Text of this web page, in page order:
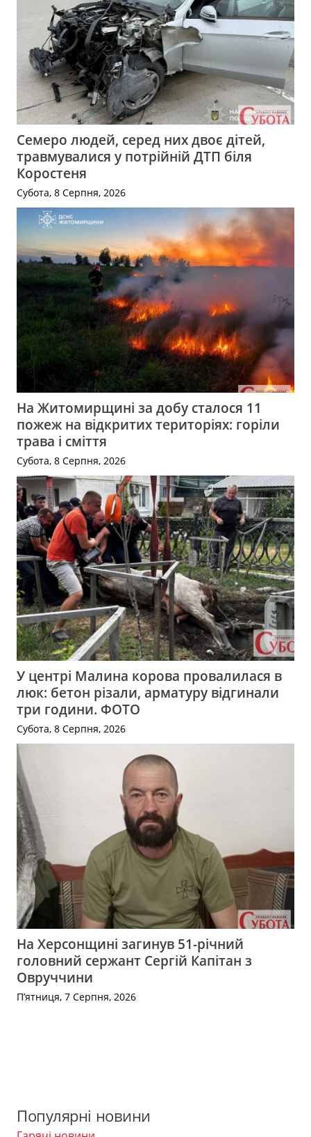
Семеро людей, серед них двоє дітей,
травмувалися у потрійній ДТП біля
Коростеня
Субота, 8 Серпня, 2026
На Житомирщині за добу сталося 11
пожеж на відкритих територіях: горіли
трава і сміття
Субота, 8 Серпня, 2026
У центрі Малина корова провалилася в
люк: бетон різали, арматуру відгинали
три години. ФОТО
Субота, 8 Серпня, 2026
На Херсонщині загинув 51-річний
головний сержант Сергій Капітан з
Овруччини
П’ятниця, 7 Серпня, 2026
Популярні новини